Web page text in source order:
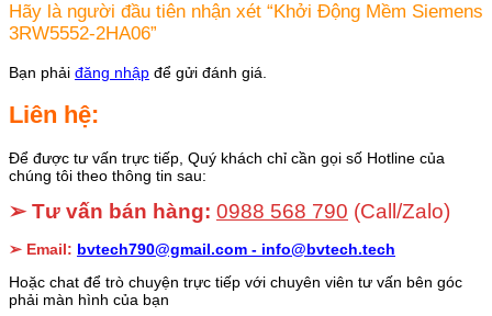
Hãy là người đầu tiên nhận xét “Khởi Động Mềm Siemens
3RW5552-2HA06”
Bạn phải đăng nhập để gửi đánh giá.
Liên hệ:
Để được tư vấn trực tiếp, Quý khách chỉ cần gọi số Hotline của
chúng tôi theo thông tin sau:
➢ Tư vấn bán hàng: 0988 568 790 (Call/Zalo)
➢ Email: bvtech790@gmail.com - info@bvtech.tech
Hoặc chat để trò chuyện trực tiếp với chuyên viên tư vấn bên góc
phải màn hình của bạn